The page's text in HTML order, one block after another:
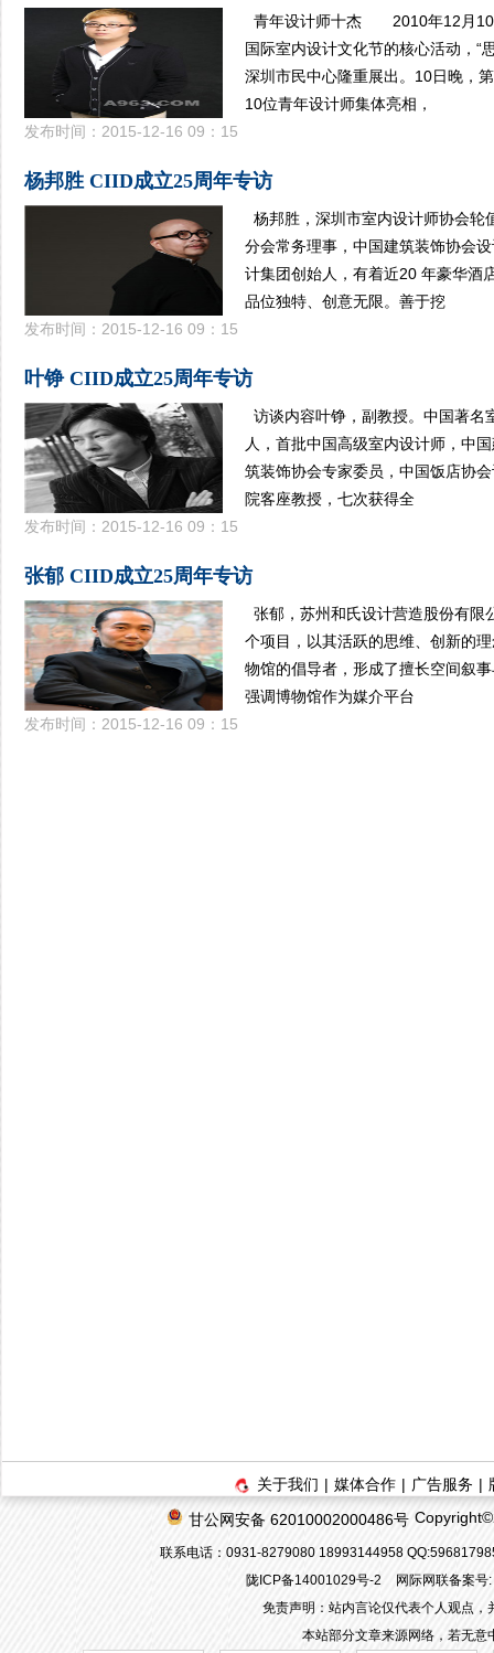
青年设计师十杰 2010年12月
国际室内设计文化节的核心活动，“
深圳市民中心隆重展出。10日晚，
10位青年设计师集体亮相，
发布时间：2015-12-16 09：15
杨邦胜 CIID成立25周年专访
杨邦胜，深圳市室内设计师协会轮
分会常务理事，中国建筑装饰协会
计集团创始人，有着近20 年豪华酒
品位独特、创意无限。善于挖
发布时间：2015-12-16 09：15
叶铮 CIID成立25周年专访
访谈内容叶铮，副教授。中国著名
人，首批中国高级室内设计师，中
筑装饰协会专家委员，中国饭店协
院客座教授，七次获得全
发布时间：2015-12-16 09：15
张郁 CIID成立25周年专访
张郁，苏州和氏设计营造股份有限
个项目，以其活跃的思维、创新的
物馆的倡导者，形成了擅长空间叙
强调博物馆作为媒介平台
发布时间：2015-12-16 09：15
关于我们 | 媒体合作 | 广告服务 |
甘公网安备 62010002000486号
联系电话：0931-8279080 18993144958
陇ICP备14001029号-2
网际网联备案
免责声明：站内言论仅代表个人观点
本站部分文章来源网络，若无意